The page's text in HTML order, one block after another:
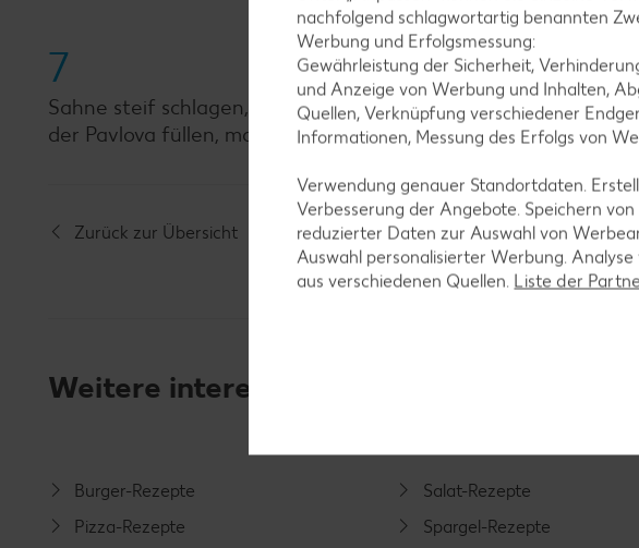
7
Sahne steif schlagen, Quark in eine Schüssel geben und die
der Pavlova füllen, marinierte Erdbeeren mit Saft
Zurück zur Übersicht
Weitere interessante Rezeptkategorien
Burger-Rezepte
Pizza-Rezepte
Salat-Rezepte
Spargel-Rezepte
nachfolgend schlagwortartig benannten
Werbung und Erfolgsmessung:
Gewährleistung der Sicherheit,
und Anzeige von Werbung und Inhalten,
Quellen, Verknüpfung verschiedener
Informationen, Messung des Erfolgs von
Verwendung genauer Standortdaten.
Verbesserung der Angebote. Speichern
reduzierter Daten zur Auswahl von
Auswahl personalisierter Werbung.
aus verschiedenen Quellen. Liste der